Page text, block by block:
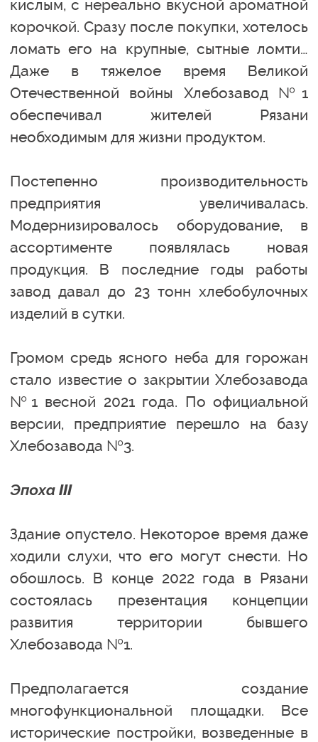
кислым, с нереально вкусной ароматной
корочкой. Сразу после покупки, хотелось
ломать его на крупные, сытные ломти…
Даже в тяжелое время Великой
Отечественной войны Хлебозавод №1
обеспечивал жителей Рязани
необходимым для жизни продуктом.
Постепенно производительность
предприятия увеличивалась.
Модернизировалось оборудование, в
ассортименте появлялась новая
продукция. В последние годы работы
завод давал до 23 тонн хлебобулочных
изделий в сутки.
Громом средь ясного неба для горожан
стало известие о закрытии Хлебозавода
№1 весной 2021 года. По официальной
версии, предприятие перешло на базу
Хлебозавода №3.
Эпоха III
Здание опустело. Некоторое время даже
ходили слухи, что его могут снести. Но
обошлось. В конце 2022 года в Рязани
состоялась презентация концепции
развития территории бывшего
Хлебозавода №1.
Предполагается создание
многофункциональной площадки. Все
исторические постройки, возведенные в